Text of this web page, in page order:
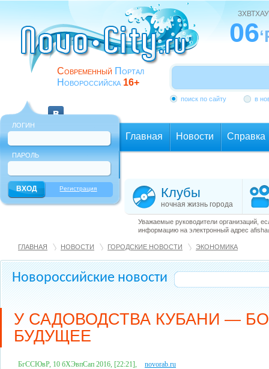
Современный Портал
Новороссийска 16+
ЗХВТХАУ
06
поиск по сайту в
ЛОГИН
ПАРОЛЬ
Регистрация
Главная Новости Справка
Клубы
ночная жизнь города
Уважаемые руководители организаций,
информацию на электронный адрес
ГЛАВНАЯ НОВОСТИ ГОРОДСКИЕ НОВОСТИ ЭКОНОМИКА
Новороссийские новости
У САДОВОДСТВА КУБАНИ —
БУДУЩЕЕ
БгССЮвР, 10 бХЭвпСап 2016, [22:21], novorab.ru